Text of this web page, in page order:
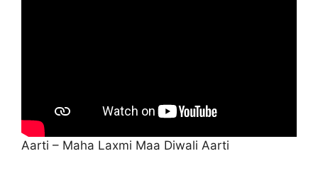
Aarti – Maha Laxmi Maa Diwali Aarti